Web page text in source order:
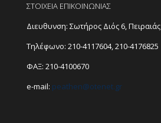
ΣΤΟΙΧΕΙΑ ΕΠΙΚΟΙΝΩΝΙΑΣ
Διευθυνση: Σωτήρος Διός 6, Πειραιάς
Τηλέφωνο: 210-4117604,210-4176825
ΦΑΞ: 210-4100670
e-mail: peathen@otenet.gr